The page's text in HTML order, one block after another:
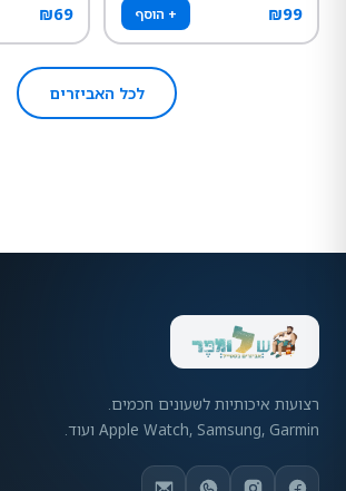
₪99 + הוסף ₪69
לכל האביזרים
רצועות איכותיות לשעונים חכמים.
Apple Watch, Samsung, Garmin ועוד.